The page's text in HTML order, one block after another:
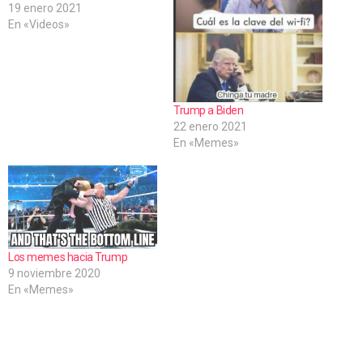
d
19 enero 2021
En «Videos»
Trump a Biden
22 enero 2021
En «Memes»
Los memes hacia Trump
9 noviembre 2020
En «Memes»